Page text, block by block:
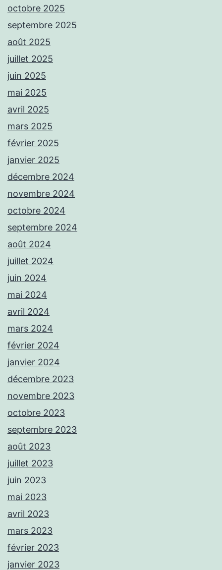
octobre 2025
septembre 2025
août 2025
juillet 2025
juin 2025
mai 2025
avril 2025
mars 2025
février 2025
janvier 2025
décembre 2024
novembre 2024
octobre 2024
septembre 2024
août 2024
juillet 2024
juin 2024
mai 2024
avril 2024
mars 2024
février 2024
janvier 2024
décembre 2023
novembre 2023
octobre 2023
septembre 2023
août 2023
juillet 2023
juin 2023
mai 2023
avril 2023
mars 2023
février 2023
janvier 2023